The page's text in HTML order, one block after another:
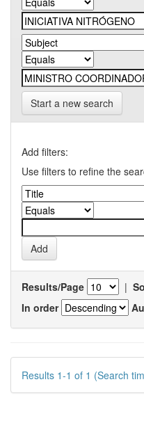
Start a new search
Add filters:
Use filters to refine the
Results/Page |
In order
Results 1-1 of 1 (Search